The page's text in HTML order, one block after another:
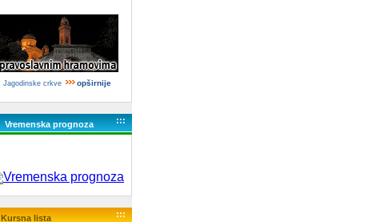
Jagodinske crkve opširnije
Vremenska prognoza :::
Kursna lista :::